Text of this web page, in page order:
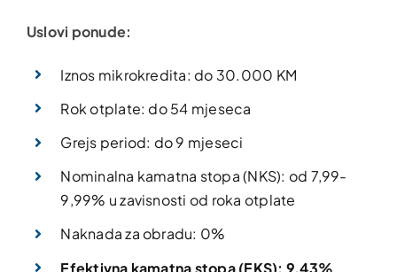
Uslovi ponude:
Iznos mikrokredita: do 30.000 KM
Rok otplate: do 54 mjeseca
Grejs period: do 9 mjeseci
Nominalna kamatna stopa (NKS): od 7,99-
9,99% u zavisnosti od roka otplate
Naknada za obradu: 0%
Efektivna kamatna stopa (EKS): 9,43%